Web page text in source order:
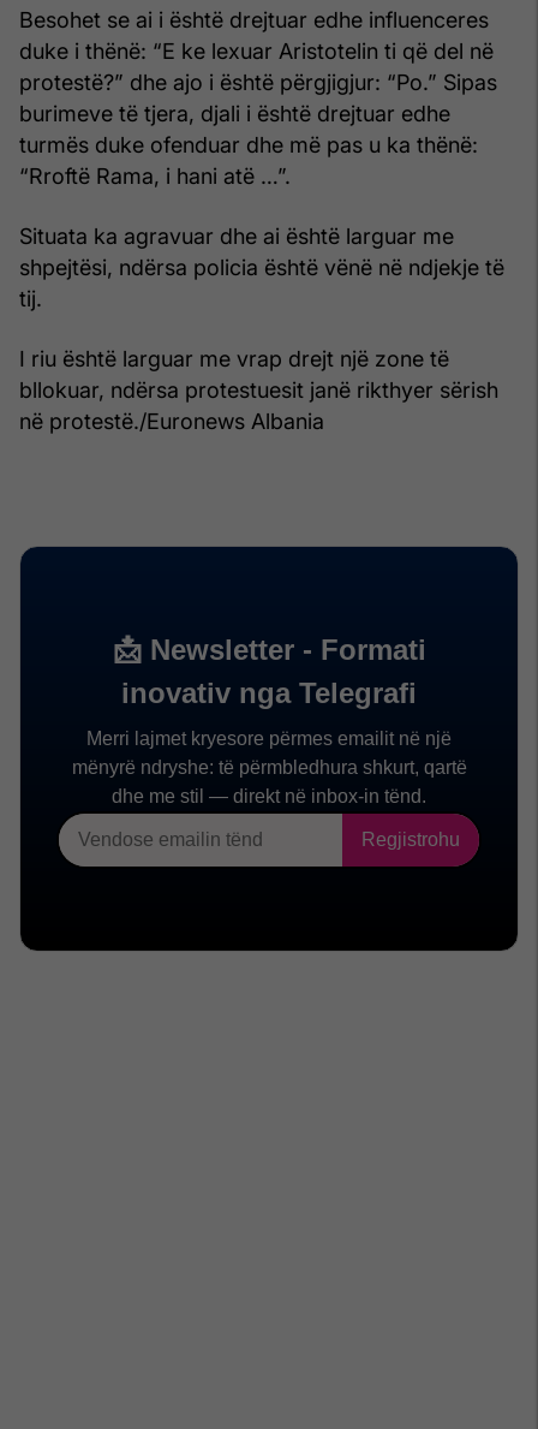
Besohet se ai i është drejtuar edhe influenceres
duke i thënë: “E ke lexuar Aristotelin ti që del në
protestë?” dhe ajo i është përgjigjur: “Po.” Sipas
burimeve të tjera, djali i është drejtuar edhe
turmës duke ofenduar dhe më pas u ka thënë:
“Rroftë Rama, i hani atë …”.
Situata ka agravuar dhe ai është larguar me
shpejtësi, ndërsa policia është vënë në ndjekje të
tij.
I riu është larguar me vrap drejt një zone të
bllokuar, ndërsa protestuesit janë rikthyer sërish
në protestë./Euronews Albania